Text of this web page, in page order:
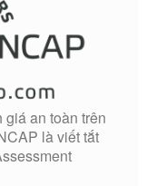
an toàn trên
là viết tắt